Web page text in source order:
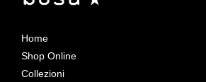
Home
Shop Online
Collezioni